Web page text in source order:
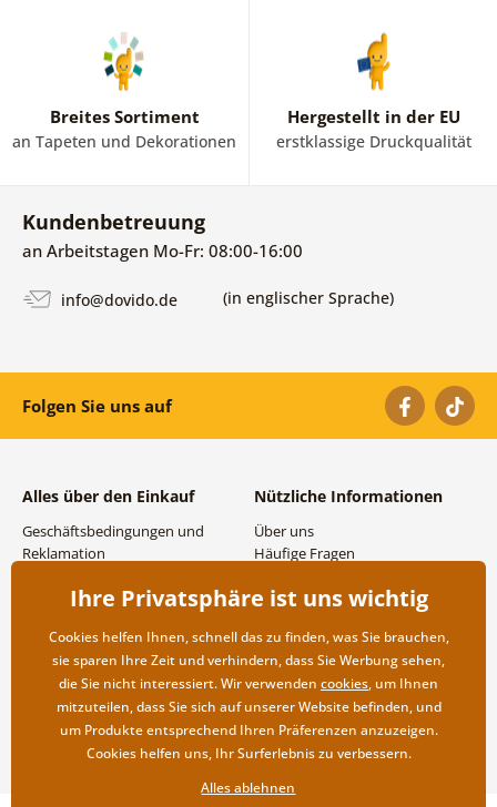
Breites Sortiment
an Tapeten und Dekorationen
Hergestellt in der EU
erstklassige Druckqualität
Kundenbetreuung
an Arbeitstagen Mo-Fr: 08:00-16:00
info@dovido.de (in englischer Sprache)
Folgen Sie uns auf
Alles über den Einkauf
Geschäftsbedingungen und
Reklamation
Versand- und
Rücksendung der Ware
Nützliche Informationen
Über uns
Häufige Fragen
Großhandel und
Ihre Privatsphäre ist uns wichtig
Cookies helfen Ihnen, schnell das zu finden, was Sie brauchen,
sie sparen Ihre Zeit und verhindern, dass Sie Werbung sehen,
die Sie nicht interessiert. Wir verwenden cookies, um Ihnen
mitzuteilen, dass Sie sich auf unserer Website befinden, und
um Produkte entsprechend Ihren Präferenzen anzuzeigen.
Cookies helfen uns, Ihr Surferlebnis zu verbessern.
Alles ablehnen